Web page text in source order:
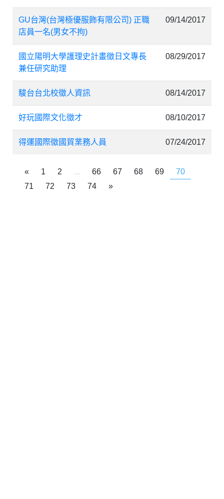
GU台灣(台灣極優服飾有限公司) 正職
店員一名(男女不拘)
09/14/2017
國立陽明大學護理史計畫徵日文專長
兼任研究助理
08/29/2017
駿台台北校徵人資訊 08/14/2017
好玩國際文化徵才 08/10/2017
得運國際徵國貿業務人員 07/24/2017
« 1 2 ... 66 67 68 69
70
71
72 73 74 »